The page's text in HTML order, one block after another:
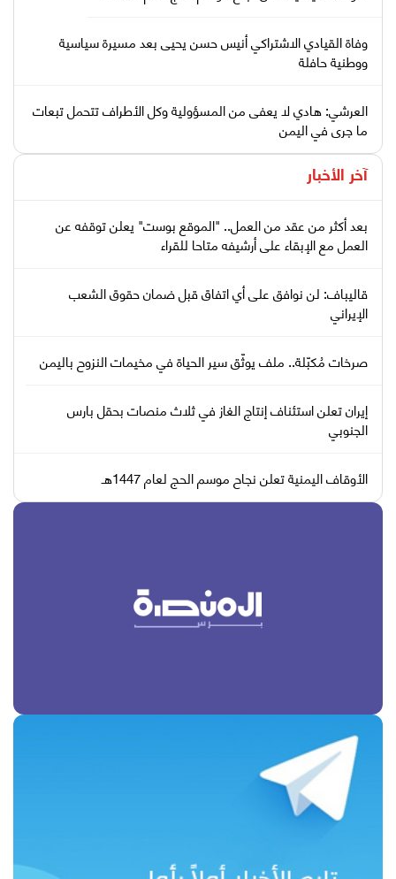
وفاة القيادي الاشتراكي أنيس حسن يحيى بعد مسيرة سياسية
ووطنية حافلة
العرشي: هادي لا يعفى من المسؤولية وكل الأطراف تتحمل تبعات
ما جرى في اليمن
آخر الأخبار
بعد أكثر من عقد من العمل.. "الموقع بوست" يعلن توقفه عن
العمل مع الإبقاء على أرشيفه متاحا للقراء
قاليباف: لن نوافق على أي اتفاق قبل ضمان حقوق الشعب
الإيراني
صرخات مُكبّلة.. ملف يوثّق سير الحياة في مخيمات النزوح باليمن
إيران تعلن استئناف إنتاج الغاز في ثلاث منصات بحقل بارس
الجنوبي
الأوقاف اليمنية تعلن نجاح موسم الحج لعام 1447هـ